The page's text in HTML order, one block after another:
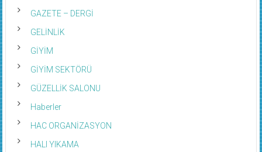
GAZETE – DERGİ
GELİNLİK
GİYİM
GİYİM SEKTÖRÜ
GÜZELLİK SALONU
Haberler
HAC ORGANİZASYON
HALI YIKAMA